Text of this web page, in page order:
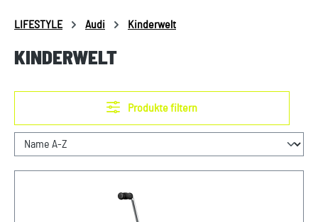
LIFESTYLE Audi Kinderwelt
KINDERWELT
Produkte filtern